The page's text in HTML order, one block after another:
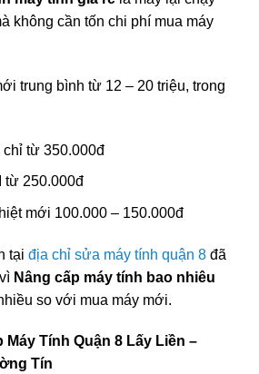
không cần tốn chi phí mua máy
trung bình từ 12 – 20 triệu, trong
chỉ từ 350.000đ
từ 250.000đ
mới 100.000 – 150.000đ
tại địa chỉ sửa máy tính quận 8 đã
Nâng cấp máy tính bao nhiêu
so với mua máy mới.
Máy Tính Quận 8 Lấy Liền –
Tín